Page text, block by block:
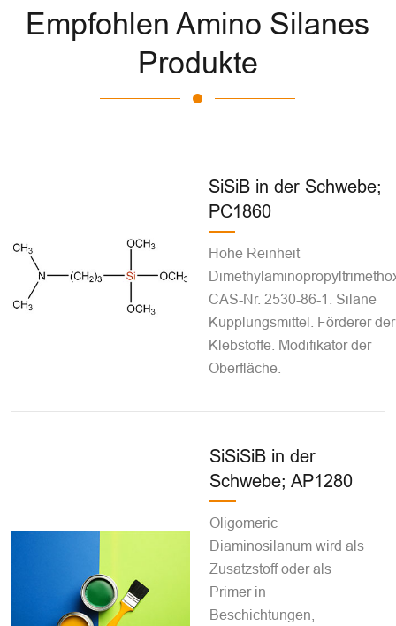
Empfohlen Amino Silanes
Produkte
SiSiB in der Schwebe;
PC1860
Hohe Reinheit
CAS-Nr. 2530-86-1. Silane
Kupplungsmittel. Förderer der
Klebstoffe. Modifikator der
Oberfläche.
SiSiSiB in der
Schwebe; AP1280
Oligomeric
Diaminosilanum wird als
Zusatzstoff oder als
Primer in
Beschichtungen,